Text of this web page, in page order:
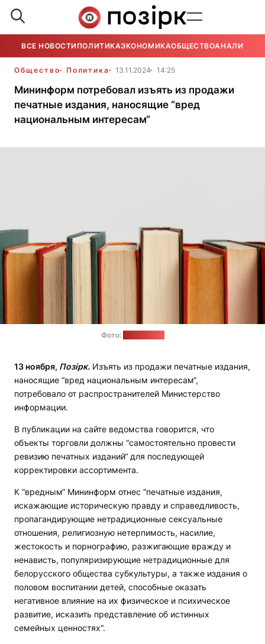
ВСЕ НОВОСТИ ПОЛИТИКАЭКОНОМИКАОБЩЕСТВОАНАЛИТИКА
Общество Политика 13.11.2024 14:25
Мининформ потребовал изъять из продажи
печатные издания, наносящие “вред
национальным интересам“
Фото:
13 ноября, Позірк. Изъять из продажи печатные издания,
наносящие “вред национальным интересам“,
потребовало от распространителей Министерство
информации.
В публикации на сайте ведомства говорится, что
объекты торговли должны “самостоятельно провести
ревизию печатных изданий“ для последующей
корректировки ассортимента.
К “вредным“ Мининформ отнес “печатные издания,
искажающие историческую правду и справедливость,
пропагандирующие нетрадиционные сексуальные
отношения, религиозную нетерпимость, насилие,
жестокость и порнографию, разжигающие вражду и
ненависть, популяризирующие нетрадиционные для
белорусского общества субкультуры, а также издания о
половом воспитании детей, способные оказать
негативное влияние на их физическое и психическое
развитие, исказить представление об истинных
семейных ценностях“.